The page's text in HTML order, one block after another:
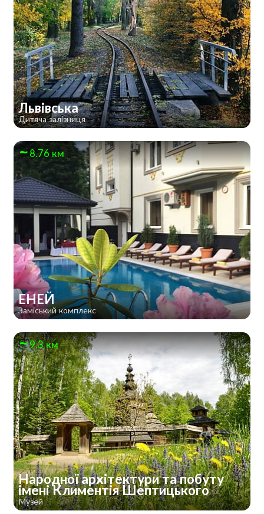
Львівська
Дитяча залізниця
8.76 км
ЕНЕЙ
Заміський комплекс
9.3 км
Народної архітектури та побуту
імені Климентія Шептицького
Музей